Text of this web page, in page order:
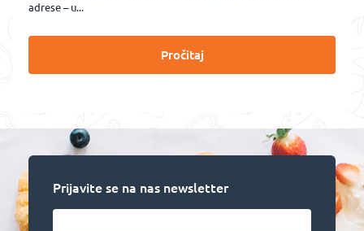
adrese – u...
Pročitaj
Prijavite se na nas newsletter